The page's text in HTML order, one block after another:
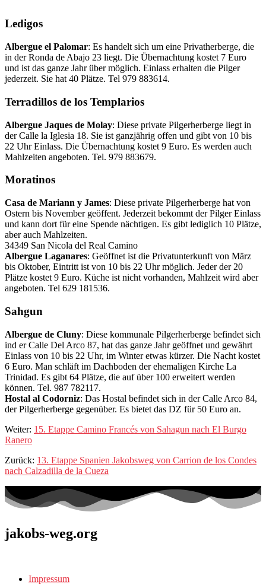
Ledigos
Albergue el Palomar: Es handelt sich um eine Privatherberge, die
in der Ronda de Abajo 23 liegt. Die Übernachtung kostet 7 Euro
und ist das ganze Jahr über möglich. Einlass erhalten die Pilger
jederzeit. Sie hat 40 Plätze. Tel 979 883614.
Terradillos de los Templarios
Albergue Jaques de Molay: Diese private Pilgerherberge liegt in
der Calle la Iglesia 18. Sie ist ganzjährig offen und gibt von 10 bis
22 Uhr Einlass. Die Übernachtung kostet 9 Euro. Es werden auch
Mahlzeiten angeboten. Tel. 979 883679.
Moratinos
Casa de Mariann y James: Diese private Pilgerherberge hat von
Ostern bis November geöffent. Jederzeit bekommt der Pilger Einlass
und kann dort für eine Spende nächtigen. Es gibt lediglich 10 Plätze,
aber auch Mahlzeiten.
34349 San Nicola del Real Camino
Albergue Laganares: Geöffnet ist die Privatunterkunft von März
bis Oktober, Eintritt ist von 10 bis 22 Uhr möglich. Jeder der 20
Plätze kostet 9 Euro. Küche ist nicht vorhanden, Mahlzeit wird aber
angeboten. Tel 629 181536.
Sahgun
Albergue de Cluny: Diese kommunale Pilgerherberge befindet sich
ind er Calle Del Arco 87, hat das ganze Jahr geöffnet und gewährt
Einlass von 10 bis 22 Uhr, im Winter etwas kürzer. Die Nacht kostet
6 Euro. Man schläft im Dachboden der ehemaligen Kirche La
Trinidad. Es gibt 64 Plätze, die auf über 100 erweitert werden
können. Tel. 987 782117.
Hostal al Codorniz: Das Hostal befindet sich in der Calle Arco 84,
der Pilgerherberge gegenüber. Es bietet das DZ für 50 Euro an.
Weiter: 15. Etappe Camino Francés von Sahagun nach El Burgo
Ranero
Zurück: 13. Etappe Spanien Jakobsweg von Carrion de los Condes
nach Calzadilla de la Cueza
jakobs-weg.org
Impressum